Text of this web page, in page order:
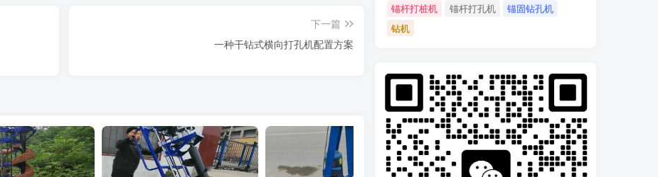
下一篇
一种干钻式横向打孔机配置方案
锚杆打桩机
锚杆打孔机
锚固钻孔机
钻机